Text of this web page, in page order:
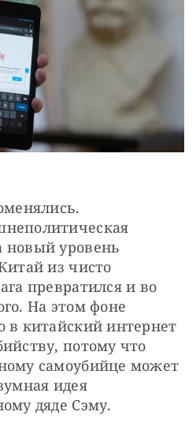
уровень
из чисто
превратился и во
На этом фоне
в китайский интернет
потому что
самоубийце может
идея
дяде Сэму.